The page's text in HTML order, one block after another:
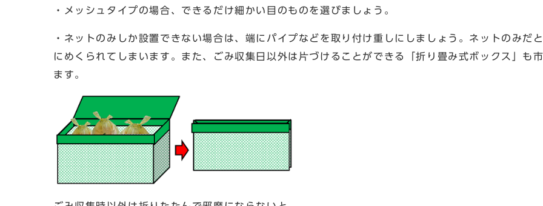
・メッシュタイプの場合、できるだけ細かい目のものを選びましょう。
・ネットのみしか設置できない場合は、端にパイプなどを取り付け重しにしましょう。ネットのみだ
にめくられてしまいます。また、ごみ収集日以外は片づけることができる「折り畳み式ボックス」も
ます。